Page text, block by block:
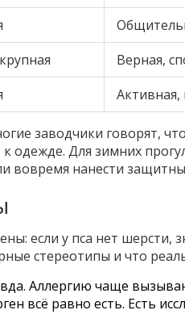
Верная,
Активная,
заводчики говорят,
одежде. Для зимних
вовремя нанести
если у пса нет шерсти,
стереотипы и что
Аллергию чаще
всё равно есть. Есть